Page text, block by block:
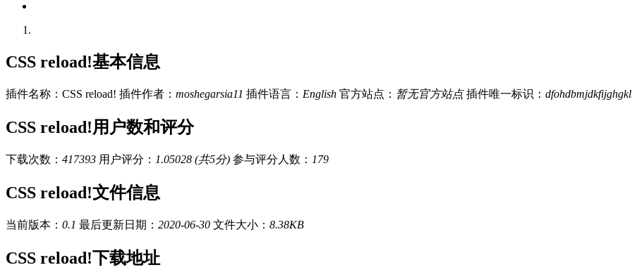
CSS reload!基本信息
插件名称：CSS reload! 插件作者： moshegarsia11 插件语言： English 官方站点： 暂无官方站点 插件唯一标识：
CSS reload!用户数和评分
下载次数： 417393 用户评分： 1.05028 (共5分) 参与评分人数： 179
CSS reload!文件信息
当前版本： 0.1 最后更新日期： 2020-06-30 文件大小： 8.38KB
CSS reload!下载地址